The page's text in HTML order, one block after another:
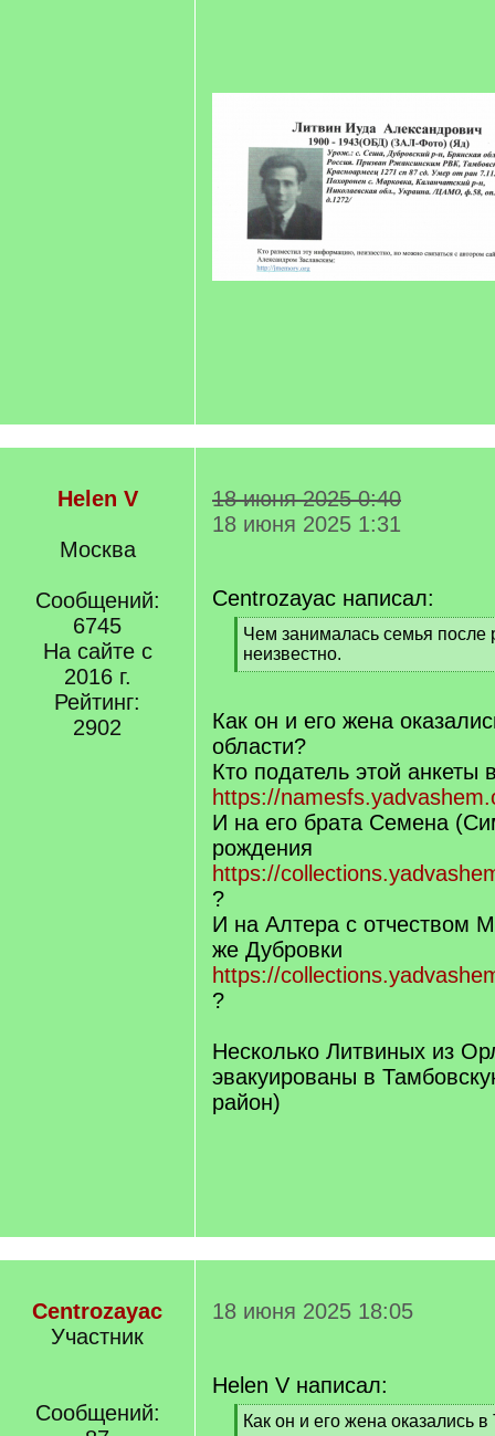
Helen V
Москва
Сообщений:
6745
На сайте с
2016 г.
Рейтинг:
2902
18 июня 2025 0:40
18 июня 2025 1:31
Centrozayac написал:
[
q
]
Чем занималась семья после
неизвестно.
[
q
]
Как он и его жена
области?
Кто податель этой анкеты
https://
И на его брата Семена
рождения
https://
?
И на Алтера с отчеством
же Дубровки
https://
?
Несколько Литвиных из
эвакуированы в
район)
Centrozayac
Участник
Сообщений:
18 июня 2025 18:05
Helen V написал:
[Как он и его жена оказались